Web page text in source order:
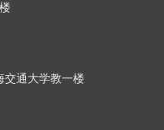
交通大学教一楼